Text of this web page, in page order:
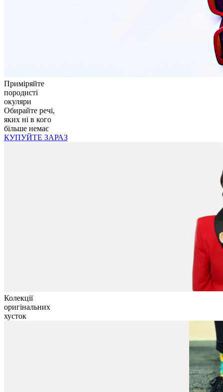
Приміряйте
породисті
окуляри
Обирайте речі,
яких ні в кого
більше немає
КУПУЙТЕ ЗАРАЗ
Колекції
оригінальних
хусток